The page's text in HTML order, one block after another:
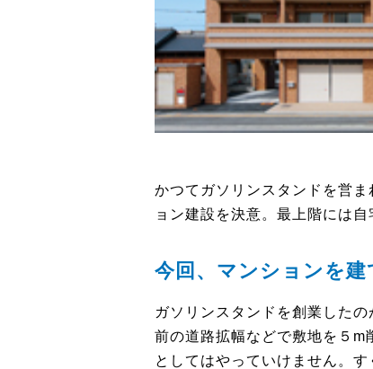
かつてガソリンスタンドを営
ョン建設を決意。最上階には
今回、マンションを
ガソリンスタンドを創業した
前の道路拡幅などで敷地を５
としてはやっていけません。